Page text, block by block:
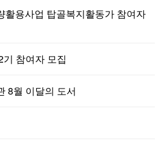
활용사업 탑골복지활동가 참여자
참여자 모집
8월 이달의 도서